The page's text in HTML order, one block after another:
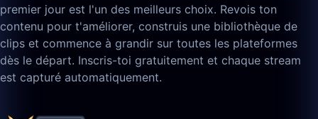
premier jour est l'un des meilleurs choix. Revois ton
contenu pour t'améliorer, construis une bibliothèque de
clips et commence à grandir sur toutes les plateformes
dès le départ. Inscris-toi gratuitement et chaque stream
est capturé automatiquement.